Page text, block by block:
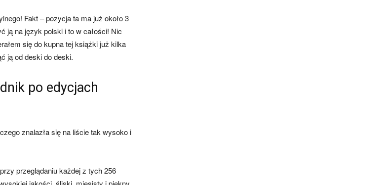
Fakt – pozycja ta ma już około 3
ją na język polski i to w całości! Nic
się do kupna tej książki już kilka
ją od deski do deski.
po edycjach
znalazła się na liście tak wysoko i
przeglądaniu każdej z tych 256